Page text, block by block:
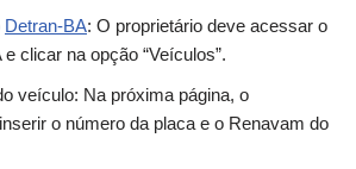
Detran-BA: O proprietário deve acessar o
clicar na opção “Veículos”.
veículo: Na próxima página, o
o número da placa e o Renavam do